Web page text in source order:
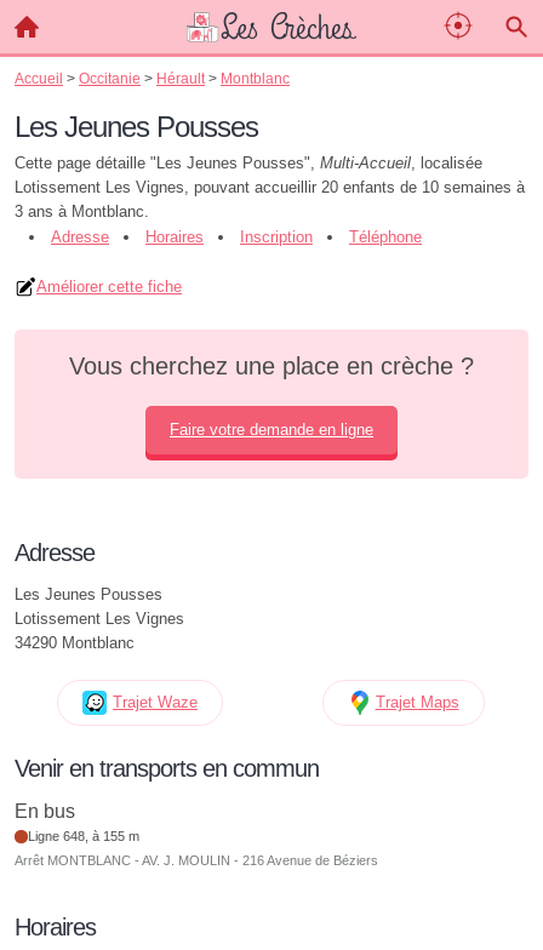
Accueil > Occitanie > Hérault > Montblanc
Les Jeunes Pousses
Cette page détaille "Les Jeunes Pousses", Multi-Accueil, localisée
Lotissement Les Vignes, pouvant accueillir 20 enfants de 10 semaines à
3 ans à Montblanc.
Adresse
Horaires Inscription Téléphone
Améliorer cette fiche
Vous cherchez une place en crèche ?
Faire votre demande en ligne
Adresse
Les Jeunes Pousses
Lotissement Les Vignes
34290 Montblanc
Trajet Waze Trajet Maps
Venir en transports en commun
En bus
Ligne 648, à 155 m
Arrêt MONTBLANC - AV. J. MOULIN - 216 Avenue de Béziers
Horaires